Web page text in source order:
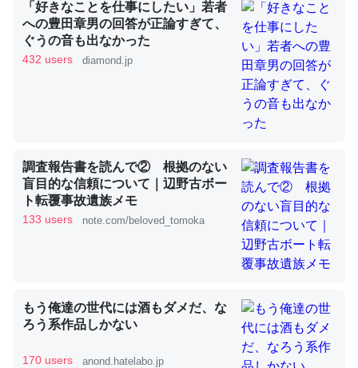
これを元に考えるとカルシウムを大量に使う脊椎動物と貝
類は苦労してるんだな…。腹足類だと殻を無くしてナメク
ウチもEchoを実家に置いて４年。でたまに覗いてる。ぼ
ちぼちRingも置こうかと画策中。あと、Googleマップで
これ見て生きてるなって分かる。
─たまにLINEするくらいだった遠方の父67歳と僕。ITツール導入で
コミュニケーションが劇的に変化した｜tayorini by LIFULL介護
「好きなことを仕事にしたい」若者
への豊田章男の回答が正論すぎて、
ぐうの音も出なかった
432 users diamond.jp
調査報告書を読んで② 根拠のない
盲目的な信頼について｜辺野古ボー
ト転覆事故遺族メモ
133 users note.com/beloved_tomoka
もう俺達の世代には酒もダメだ、な
ろう系作品しかない
170 users anond.hatelabo.jp